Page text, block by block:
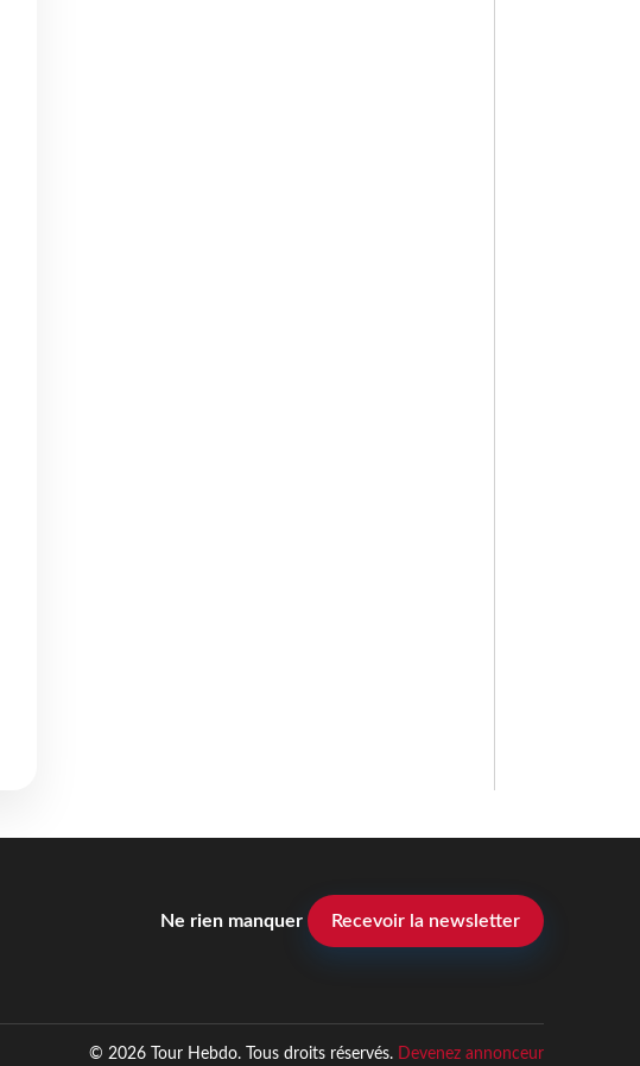
Ne rien manquer Recevoir la newsletter
© 2026 Tour Hebdo. Tous droits réservés. Devenez annonceur